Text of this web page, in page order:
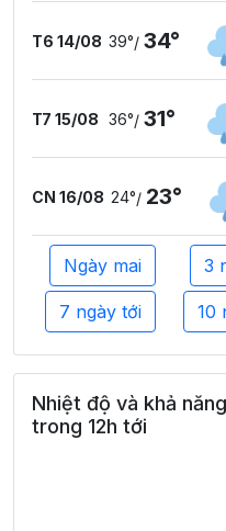
T6 14/08 39°/ 34°
T7 15/08 36°/ 31°
CN 16/08 24°/ 23°
Ngày mai 3
7 ngày tới 10
Nhiệt độ và khả
trong 12h tới